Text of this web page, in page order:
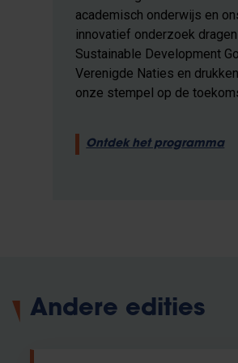
academisch onderwijs en
innovatief onderzoek
Sustainable Development
Verenigde Naties en
onze stempel op de
Ontdek het programma
Andere edities